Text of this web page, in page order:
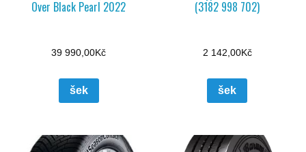
Over Black Pearl 2022
39 990,00Kč
šek
(3182 998 702)
2 142,00Kč
šek